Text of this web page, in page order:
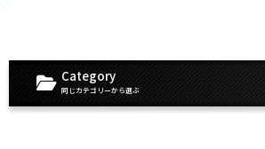
Category
同じカテゴリーから選ぶ